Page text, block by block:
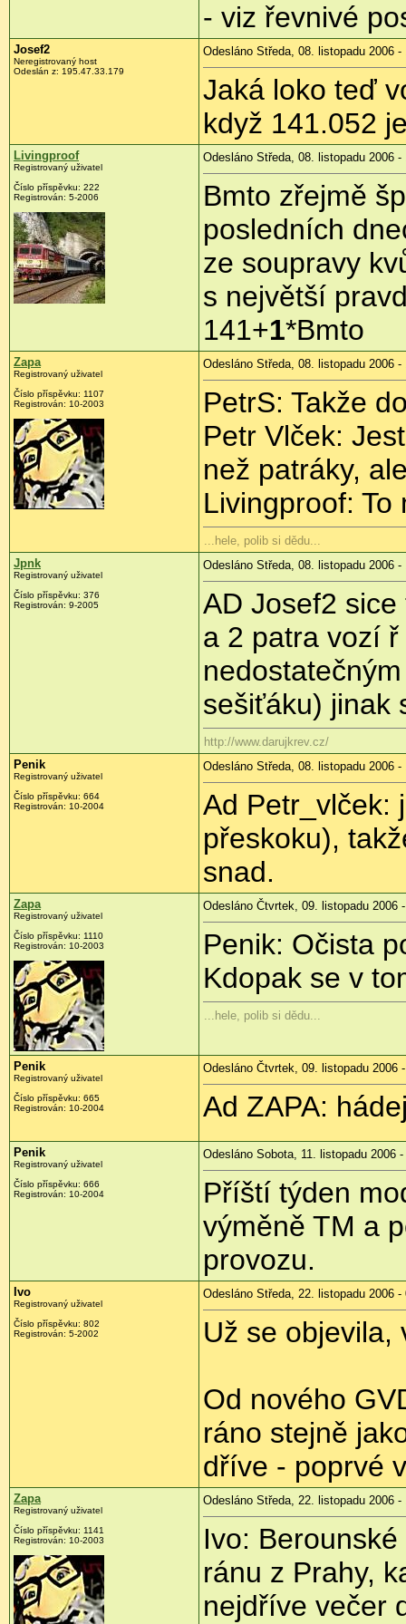
- viz řevnivé
Josef2
Neregistrovaný host
Odeslán z: 195.47.33.179
Odesláno Středa, 08. listopadu 2006 -
Jaká loko teď
když 141.052
Livingproof
Registrovaný uživatel
Číslo příspěvku: 222
Registrován: 5-2006
Odesláno Středa, 08. listopadu 2006 -
Bmto zřejmě
posledních
ze soupravy
s největší
141+1*Bmto
Zapa
Registrovaný uživatel
Číslo příspěvku: 1107
Registrován: 10-2003
Odesláno Středa, 08. listopadu 2006 -
PetrS: Takže
Petr Vlček:
než patráky,
Livingproof:
...hele, polib si dědu...
Jpnk
Registrovaný uživatel
Číslo příspěvku: 376
Registrován: 9-2005
Odesláno Středa, 08. listopadu 2006 -
AD Josef2
a 2 patra vozí
sešiťáku) jinak
http://www.darujkrev.cz/
Penik
Registrovaný uživatel
Číslo příspěvku: 664
Registrován: 10-2004
Odesláno Středa, 08. listopadu 2006 -
Ad Petr_vlček:
přeskoku),
snad.
Zapa
Registrovaný uživatel
Číslo příspěvku: 1110
Registrován: 10-2003
Odesláno Čtvrtek, 09. listopadu 2006
Penik: Očista
Kdopak se v
...hele, polib si dědu...
Penik
Registrovaný uživatel
Číslo příspěvku: 665
Registrován: 10-2004
Odesláno Čtvrtek, 09. listopadu 2006
Ad ZAPA:
Penik
Registrovaný uživatel
Číslo příspěvku: 666
Registrován: 10-2004
Odesláno Sobota, 11. listopadu 2006 -
Příští týden
výměně TM a
provozu.
Ivo
Registrovaný uživatel
Číslo příspěvku: 802
Registrován: 5-2002
Odesláno Středa, 22. listopadu 2006 -
Už se objevila,
Od nového
ráno stejně
dříve - poprvé
Zapa
Registrovaný uživatel
Číslo příspěvku: 1141
Registrován: 10-2003
Odesláno Středa, 22. listopadu 2006 -
Ivo:
ránu z Prahy,
nejdříve večer